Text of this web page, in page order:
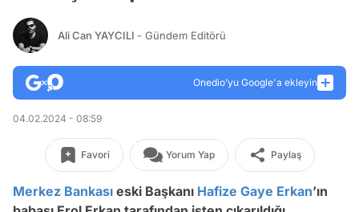
Ali Can YAYCILI - Gündem Editörü
Onedio’yu Google'a ekleyin
04.02.2024 - 08:59
Favori Yorum Yap Paylaş
Merkez Bankası eski Başkanı Hafize Gaye Erkan’ın